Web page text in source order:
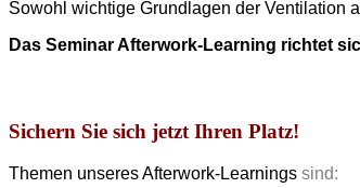
Sowohl wichtige Grundlagen der Ventilation
Das Seminar Afterwork-Learning richtet
Sichern Sie sich jetzt Ihren Platz!
Themen unseres Afterwork-Learnings sind: